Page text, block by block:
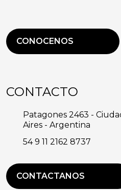
CONOCENOS
CONTACTO
Patagones 2463 -
Aires - Argentina
54 9 11 2162 8737
CONTACTANOS